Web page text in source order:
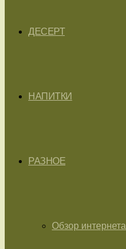
ДЕСЕРТ
НАПИТКИ
РАЗНОЕ
Обзор интернета